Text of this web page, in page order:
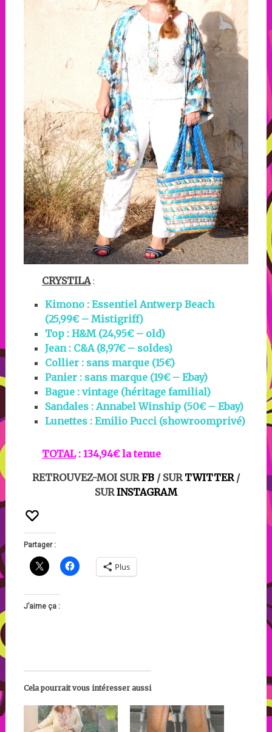
CRYSTILA :
Kimono : Essentiel Antwerp Beach
(25,99€ – Mistigriff)
Top : H&M (24,95€ – old)
Jean : C&A (8,97€ – soldes)
Collier : sans marque (15€)
Panier : sans marque (19€ – Ebay)
Bague : vintage (héritage familial)
Sandales :Annabel Winship (50€ – Ebay)
Lunettes : Emilio Pucci (showroomprivé)
TOTAL: 134,94€ la tenue
RETROUVEZ-MOI SUR FB / SUR TWITTER/
SURINSTAGRAM
Partager :
Plus
J’aime ça :
Cela pourrait vous intéresser aussi